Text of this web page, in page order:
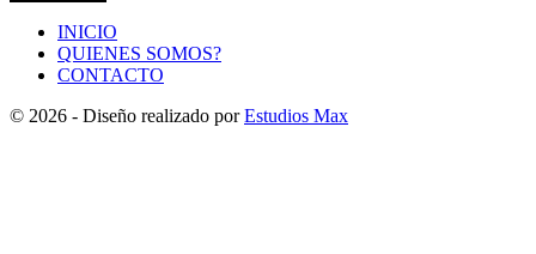
INICIO
QUIENES SOMOS?
CONTACTO
© 2026 - Diseño realizado porEstudios Max